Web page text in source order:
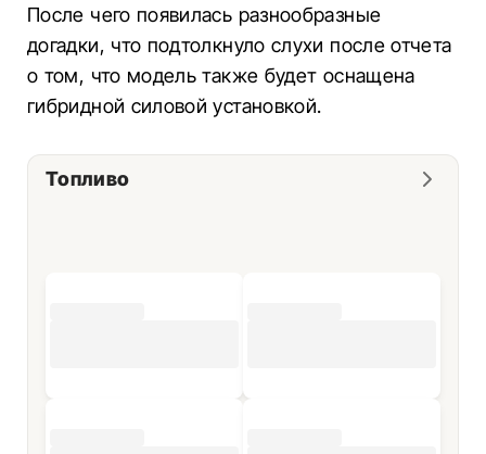
После чего появилась разнообразные
догадки, что подтолкнуло слухи после отчета
о том, что модель также будет оснащена
гибридной силовой установкой.
Топливо